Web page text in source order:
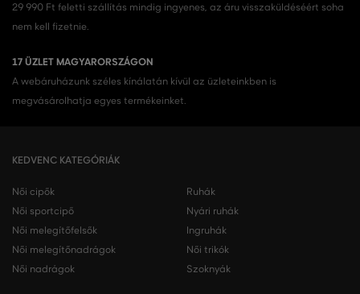
29 990 Ft feletti szállítás mindig ingyenes, az áru visszaküldéséért soha
nem kell fizetnie.
17 ÜZLET MAGYARORSZÁGON
A webáruházunk széles kínálatán kívül az üzleteinkben is
megvásárolhatja egyes termékeinket.
KEDVENC KATEGÓRIÁK
Női cipők
Női sportcipő
Női melegítőfelsők
Női melegítőnadrágok
Női nadrágok
Ruhák
Nyári ruhák
Ingruhák
Női trikók
Szoknyák